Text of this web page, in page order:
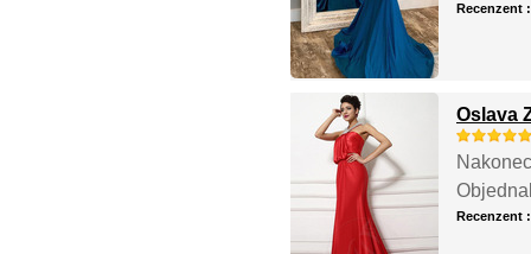
Recenzent
Oslava
Recenzent